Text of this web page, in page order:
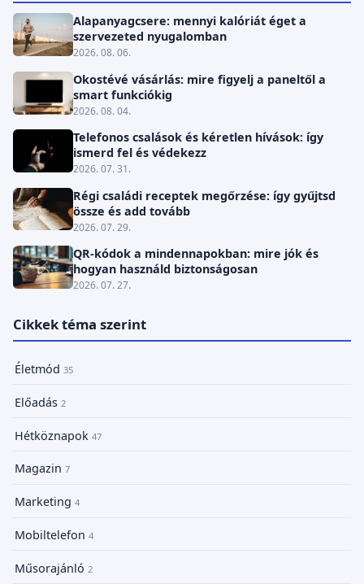
Alapanyagcsere: mennyi kalóriát éget a
szervezeted nyugalomban
2026. 08. 06.
Okostévé vásárlás: mire figyelj a paneltől a
smart funkciókig
2026. 08. 04.
Telefonos csalások és kéretlen hívások: így
ismerd fel és védekezz
2026. 07. 31.
Régi családi receptek megőrzése: így gyűjtsd
össze és add tovább
2026. 07. 29.
QR-kódok a mindennapokban: mire jók és
hogyan használd biztonságosan
2026. 07. 27.
Cikkek téma szerint
Életmód 35
Előadás 2
Hétköznapok 47
Magazin 7
Marketing 4
Mobiltelefon 4
Műsorajánló 2